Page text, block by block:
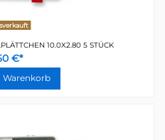
10.0X2.80 5 STÜCK
€*
Warenkorb